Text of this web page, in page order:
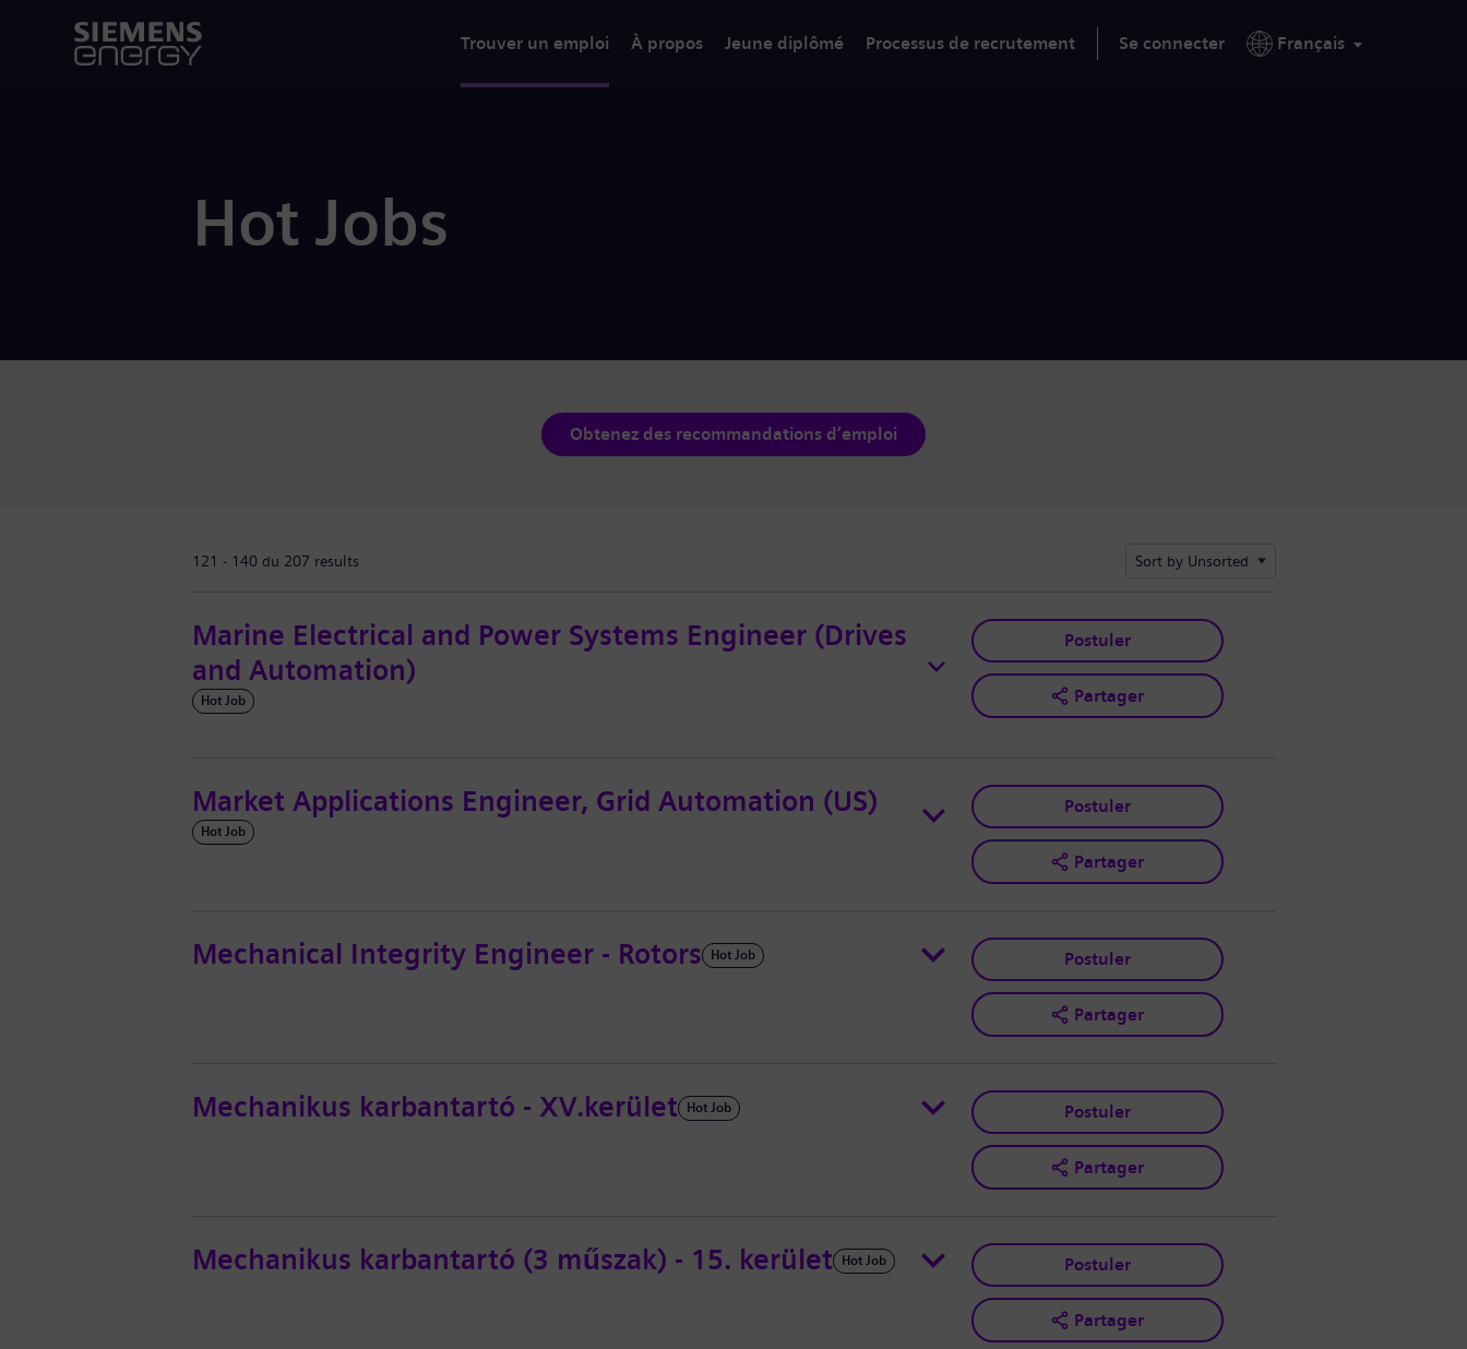
Trouver un emploi À propos Jeune diplômé Processus de recrutement Se connecter Français
Hot Jobs
Obtenez des recommandations d’emploi
121 - 140 du 207 results Sort by Unsorted
Marine Electrical and Power Systems Engineer (Drives
and Automation)
Hot Job
Postuler
Partager
Market Applications Engineer, Grid Automation (US)
Hot Job
Postuler
Partager
Mechanical Integrity Engineer - Rotors Hot Job Postuler
Partager
Mechanikus karbantartó - XV.kerület Hot Job Postuler
Partager
Mechanikus karbantartó (3 műszak) - 15. kerület Hot Job Postuler
Partager